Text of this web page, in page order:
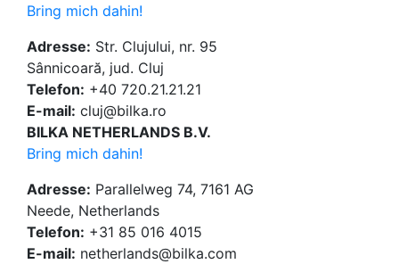
Bring mich dahin!
Adresse: Str. Clujului, nr. 95
Sânnicoară, jud. Cluj
Telefon: +40 720.21.21.21
E-mail: cluj@bilka.ro
BILKA NETHERLANDS B.V.
Bring mich dahin!
Adresse: Parallelweg 74, 7161 AG
Neede, Netherlands
Telefon: +31 85 016 4015
E-mail: netherlands@bilka.com